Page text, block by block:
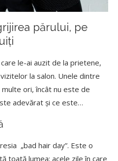
părului, pe
le-ai auzit de la prietene,
la salon. Unele dintre
ori, încât nu este de
adevărat și ce este…
„bad hair day”. Este o
toată lumea: acele zile în care